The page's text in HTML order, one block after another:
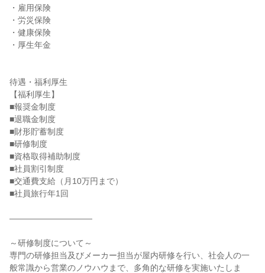
・雇用保険
・労災保険
・健康保険
・厚生年金
待遇・福利厚生
【福利厚生】
■報奨金制度
■退職金制度
■財形貯蓄制度
■研修制度
■資格取得補助制度
■社員割引制度
■交通費支給（月10万円まで）
■社員旅行年1回
――――――――――
～研修制度について～
専門の研修担当及びメーカー担当が屋内研修を行い、社会人の一
般常識から営業のノウハウまで、多角的な研修を実施いたしま